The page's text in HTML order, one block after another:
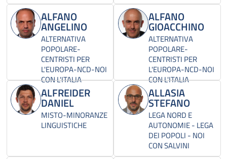
ALFANO
ANGELINO
ALTERNATIVA
POPOLARE-
CENTRISTI PER
L'EUROPA-NCD-NOI
CON L'ITALIA
ALFANO
GIOACCHINO
ALTERNATIVA
POPOLARE-
CENTRISTI PER
L'EUROPA-NCD-NOI
CON L'ITALIA
ALFREIDER
DANIEL
MISTO-MINORANZE
LINGUISTICHE
ALLASIA
STEFANO
LEGA NORD E
AUTONOMIE - LEGA
DEI POPOLI - NOI
CON SALVINI